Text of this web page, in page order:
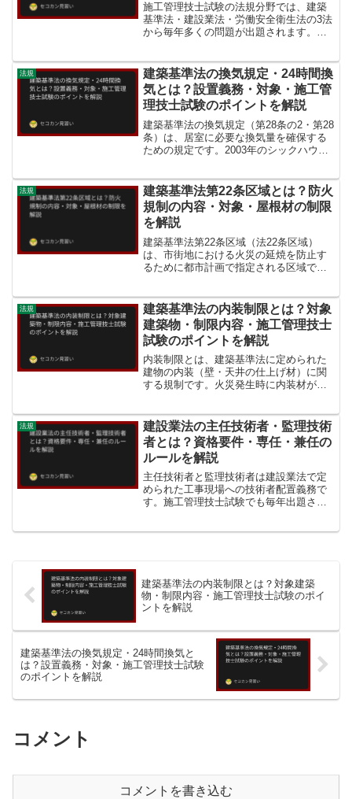
施工管理技士試験の法規分野では、建築
基準法・建設業法・労働安全衛生法の3法
から毎年多くの問題が出題されます。本
イント採光規定（第28条）住宅の居室は
床面積の1/7以上の...
法規
建築基準法の換気規定・24時間換
気とは？設置義務・対象・施工管
理技士試験のポイントを解説
建築基準法の換気規定（第28条の2・第28
条）は、居室に必要な換気量を確保する
ための規定です。2003年のシックハウス
マです。換気規定とは建築基準法の換気
規定は、居室...
法規
建築基準法第22条区域とは？防火
規制の内容・対象・屋根材の制限
を解説
建築基準法第22条区域（法22条区域）
は、市街地における火災の延焼を防止す
るために都市計画で指定される区域で
士試験対策に重要です。建築基準法第22
条区域とは建築基準法第...
法規
建築基準法の内装制限とは？対象
建築物・制限内容・施工管理技士
試験のポイントを解説
内装制限とは、建築基準法に定められた
建物の内装（壁・天井の仕上げ材）に関
する規制です。火災発生時に内装材が燃
も頻出テーマです。内装制限とは内装制
限（建築基準法第35条の...
法規
建設業法の主任技術者・監理技術
者とは？資格要件・専任・兼任の
ルールを解説
主任技術者と監理技術者は建設業法で定
められた工事現場への技術者配置義務で
す。施工管理技士試験でも毎年出題され
建築基準法の内装制限とは？対象建築
物・制限内容・施工管理技士試験のポイ
ントを解説
建築基準法の換気規定・24時間換気と
は？設置義務・対象・施工管理技士試験
のポイントを解説
コメント
コメントを書き込む